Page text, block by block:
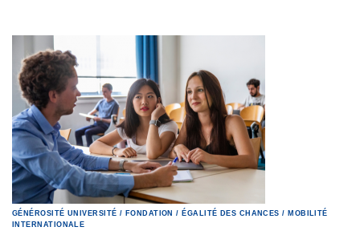
GÉNÉROSITÉ UNIVERSITÉ / FONDATION / ÉGALITÉ DES CHANCES / MOBILITÉ
INTERNATIONALE